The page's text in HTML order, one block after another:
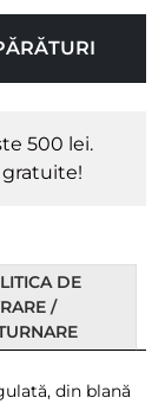
500 lei.
DE
/
din blană